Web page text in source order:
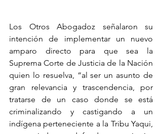
Los Otros Abogadoz señalaron su
intención de implementar un nuevo
amparo directo para que sea la
Suprema Corte de Justicia de la Nación
quien lo resuelva, “al ser un asunto de
gran relevancia y trascendencia, por
tratarse de un caso donde se está
criminalizando y castigando a un
indígena perteneciente a la Tribu Yaqui,